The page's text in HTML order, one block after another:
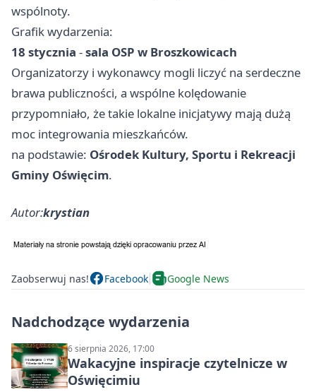
wspólnoty.
Grafik wydarzenia:
18 stycznia -sala OSP w Broszkowicach
Organizatorzy i wykonawcy mogli liczyć na serdeczne
brawa publiczności, a wspólne kolędowanie
przypomniało, że takie lokalne inicjatywy mają dużą
moc integrowania mieszkańców.
na podstawie: Ośrodek Kultury, Sportu i Rekreacji
Gminy Oświęcim.
Autor:krystian
Zaobserwuj nas! Facebook Google News
Nadchodzące wydarzenia
6 sierpnia 2026, 17:00
Wakacyjne inspiracje czytelnicze w
Oświęcimiu